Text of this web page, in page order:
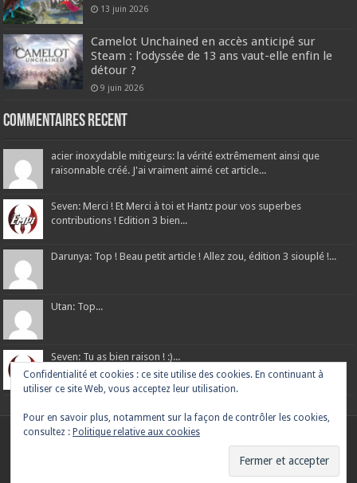
13 juin 2026
Camelot Unchained en accès anticipé sur
Steam : l’odyssée de 13 ans vaut-elle enfin le
détour ?
9 juin 2026
Commentaires recent
acier inoxydable mitigeurs: la vérité extrêmement ainsi que
raisonnable créé. J'ai vraiment aimé cet article...
Seven: Merci ! Et Merci à toi et Hantz pour vos superbes
contributions ! Edition 3 bien...
Darunya: Top ! Beau petit article ! Allez zou, édition 3 siouplé !...
Utan: Top...
Seven: Tu as bien raison ! :)...
Conditions Générales d'Utilisation
© Copyright 2026, Tous droits réservés.
Confidentialité et cookies : ce site utilise des cookies. En continuant à
utiliser ce site Web, vous acceptez leur utilisation.
Pour en savoir plus, notamment sur la façon de contrôler les cookies,
consultez : Politique relative aux cookies